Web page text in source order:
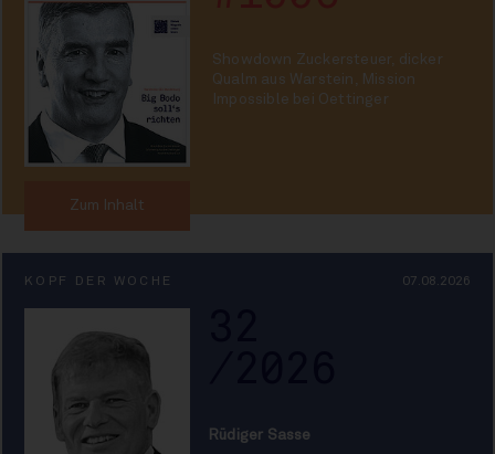
Showdown Zuckersteuer, dicker
Qualm aus Warstein, Mission
Impossible bei Oettinger
Zum Inhalt
KOPF DER WOCHE 07.08.2026
Rüdiger Sasse